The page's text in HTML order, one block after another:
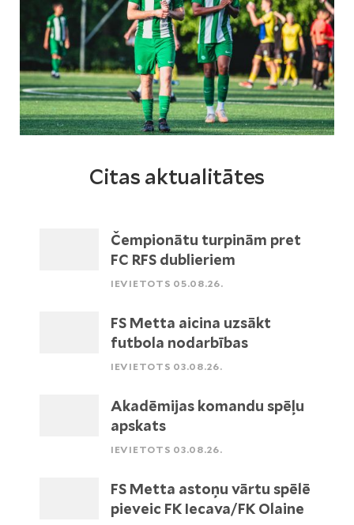
Citas aktualitātes
Čempionātu turpinām pret
FC RFS dublieriem
IEVIETOTS 05.08.26.
FS Metta aicina uzsākt
futbola nodarbības
IEVIETOTS 03.08.26.
Akadēmijas komandu spēļu
apskats
IEVIETOTS 03.08.26.
FS Metta astoņu vārtu spēlē
pieveic FK Iecava/FK Olaine